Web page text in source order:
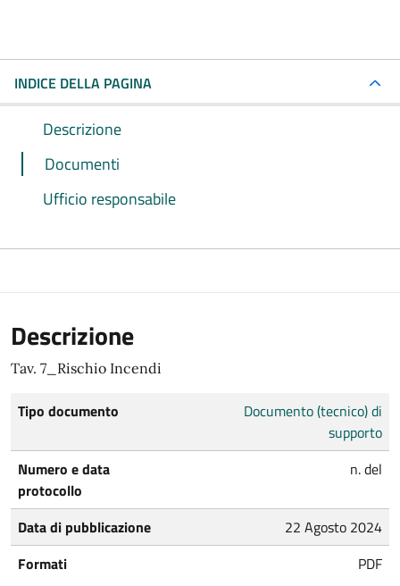
INDICE DELLA PAGINA
Descrizione
Documenti
Ufficio responsabile
Descrizione
Tav. 7_Rischio Incendi
Tipo documento
Documento (tecnico) di
supporto
Numero e data
protocollo
n. del
Data di pubblicazione
22 Agosto 2024
Formati
PDF